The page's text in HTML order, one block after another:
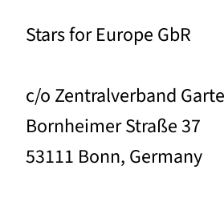
Stars for Europe GbR
c/o Zentralverband
Bornheimer Straße 37
53111 Bonn, Germany